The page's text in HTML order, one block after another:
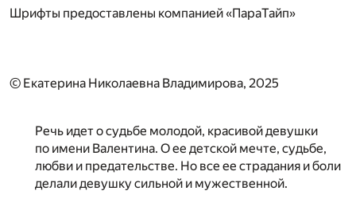
Шрифты предоставлены компанией «ПараТайп»
© Екатерина Николаевна Владимирова, 2025
Речь идет о судьбе молодой, красивой девушки
по имени Валентина. О ее детской мечте, судьбе,
любви и предательстве. Но все ее страдания и боли
делали девушку сильной и мужественной.